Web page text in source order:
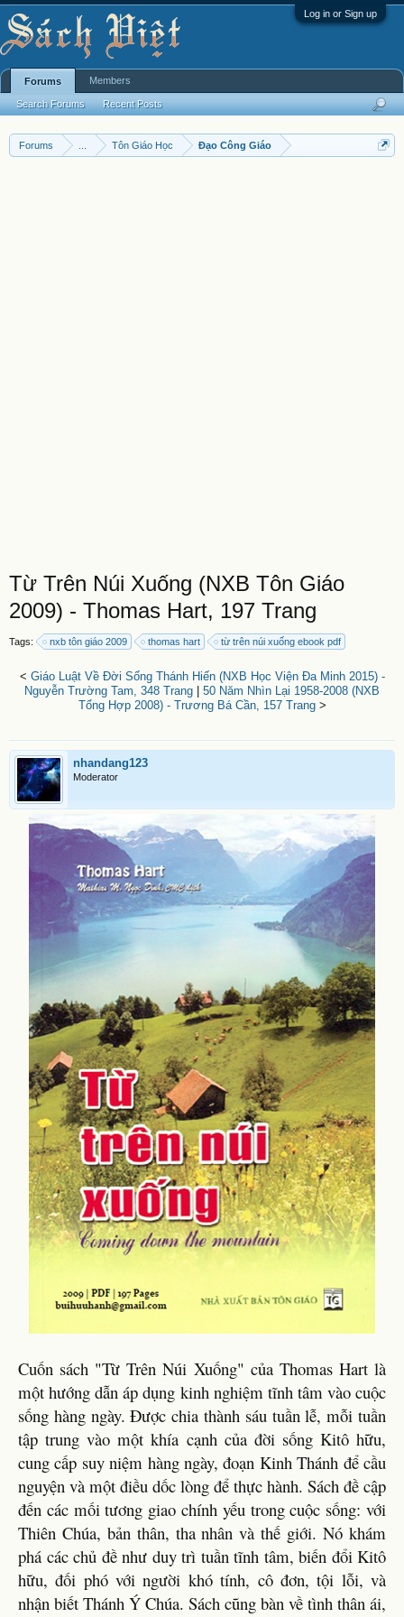
Log in or Sign up
Forums Tôn Giáo Học Đạo Công Giáo
Từ Trên Núi Xuống (NXB Tôn Giáo
2009) - Thomas Hart, 197 Trang
Tags: nxb tôn giáo 2009 thomas hart từ trên núi xuống ebook pdf
< Giáo Luật Về Đời Sống Thánh Hiến (NXB Học Viện Đa Minh 2015) -
Nguyễn Trường Tam, 348 Trang
50 Năm Nhìn Lại 1958-2008 (NXB
Tổng Hợp 2008) - Trương Bá Cần, 157 Trang>
nhandang123
Moderator
Cuốn sách "Từ Trên Núi Xuống" của Thomas Hart là
một hướng dẫn áp dụng kinh nghiệm tĩnh tâm vào cuộc
sống hàng ngày. Được chia thành sáu tuần lễ, mỗi tuần
tập trung vào một khía cạnh của đời sống Kitô hữu,
cung cấp suy niệm hàng ngày, đoạn Kinh Thánh để cầu
nguyện và một điều dốc lòng để thực hành. Sách đề cập
đến các mối tương giao chính yếu trong cuộc sống: với
Thiên Chúa, bản thân, tha nhân và thế giới. Nó khám
phá các chủ đề như duy trì tuần tĩnh tâm, biến đổi Kitô
hữu, đối phó với người khó tính, cô đơn, tội lỗi, và
nhận biết Thánh Ý Chúa. Sách cũng bàn về tình thân ái,
Forums
Search Forums Recent Posts
Members